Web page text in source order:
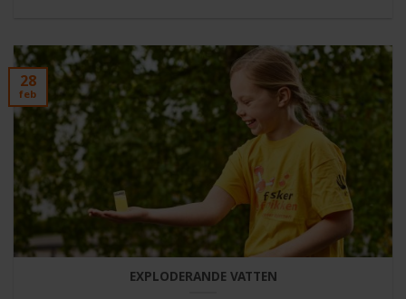
EXPLODERANDE VATTEN
28
feb